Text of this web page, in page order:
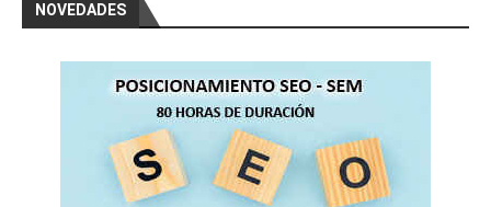
NOVEDADES